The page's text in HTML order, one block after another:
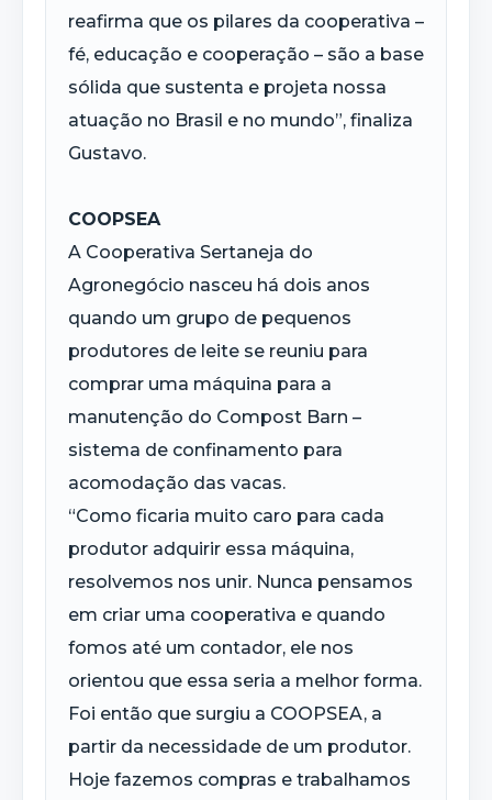
reafirma que os pilares da cooperativa –
fé, educação e cooperação – são a base
sólida que sustenta e projeta nossa
atuação no Brasil e no mundo”, finaliza
Gustavo.
COOPSEA
A Cooperativa Sertaneja do
Agronegócio nasceu há dois anos
quando um grupo de pequenos
produtores de leite se reuniu para
comprar uma máquina para a
manutenção do Compost Barn –
sistema de confinamento para
acomodação das vacas.
“Como ficaria muito caro para cada
produtor adquirir essa máquina,
resolvemos nos unir. Nunca pensamos
em criar uma cooperativa e quando
fomos até um contador, ele nos
orientou que essa seria a melhor forma.
Foi então que surgiu a COOPSEA, a
partir da necessidade de um produtor.
Hoje fazemos compras e trabalhamos